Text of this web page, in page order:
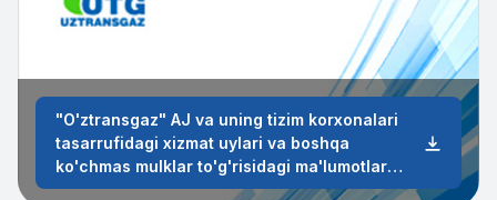
"O'ztransgaz" AJ va uning tizim korxonalari
tasarrufidagi xizmat uylari va boshqa
ko'chmas mulklar to'g'risidagi ma'lumotlar
2023-yil